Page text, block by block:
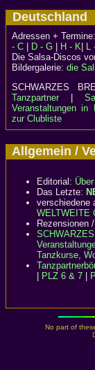
Deutschland
Adressen + Termine:
- C
D - G H - K L
Die Salsa-Discos
Bildergalerie: die
SCHWARZES
Tanzpartner|
Veranstaltungen in
zur Clubliste
Allgemein /
Editorial:
Das Letzte:
verschiedene
WELTWEITE
Rezensionen
Tanzkurse,
PLZ 6 & 7
No part of